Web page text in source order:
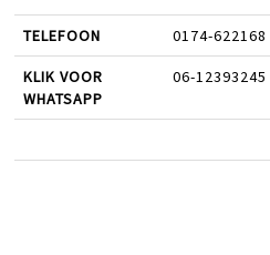
TELEFOON 0174-622168
KLIK VOOR
WHATSAPP
06-12393245